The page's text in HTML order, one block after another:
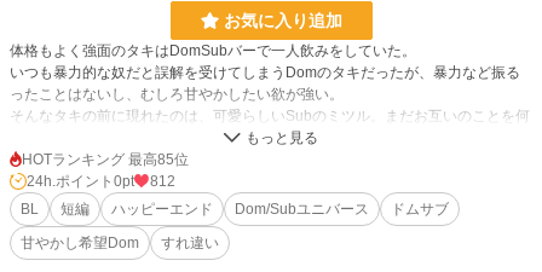
お気に入り追加
体格もよく強面のタキはDomSubバーで一人飲みをしていた。
いつも暴力的な奴だと誤解を受けてしまうDomのタキだったが、暴力など振る
ったことはないし、むしろ甘やかしたい欲が強い。
そんなタキの前に現れたのは、可愛らしいSubのミツル。まだお互いのことを何
も知らないのにミツルはタキにパートナーになってほしいと言う。
タキはミツルの提案を受け入れる。しかしミツルが求めていたのはハードプレイ
だった。
戸惑いながらも、どうにかミツルの期待に応えたいと奮闘するタキと、タキの優
しさに戸惑うミツルのすれ違いストーリー
HOTランキング 最高85位
24h.ポイント 0pt
812
BL
短編 ハッピーエンド Dom/Subユニバース
ドムサブ
甘やかし希望Dom
すれ違い